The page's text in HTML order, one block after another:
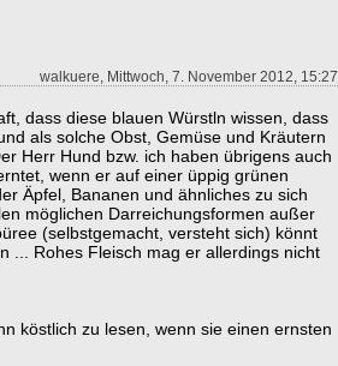
walkuere, Mittwoch, 7. November 2012, 15:27
dass diese blauen Würstln wissen, dass
als solche Obst, Gemüse und Kräutern
Herr Hund bzw. ich haben übrigens auch
wenn er auf einer üppig grünen
Äpfel, Bananen und ähnliches zu sich
möglichen Darreichungsformen außer
(selbstgemacht, versteht sich) könnt
... Rohes Fleisch mag er allerdings nicht
köstlich zu lesen, wenn sie einen ernsten